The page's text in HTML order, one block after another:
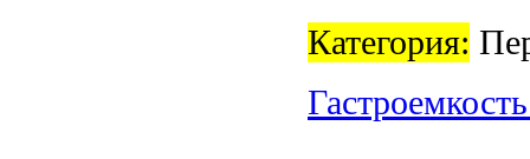
Категория: